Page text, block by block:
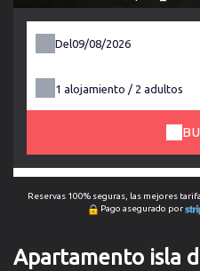
Del
1 alojamiento / 2 adultos
Reservas 100% seguras, las mejores
Pago asegurado por
Apartamento isla